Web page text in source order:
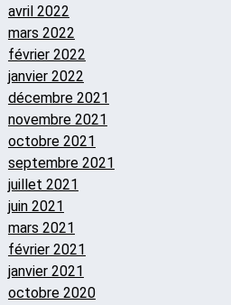
avril 2022
mars 2022
février 2022
janvier 2022
décembre 2021
novembre 2021
octobre 2021
septembre 2021
juillet 2021
juin 2021
mars 2021
février 2021
janvier 2021
octobre 2020